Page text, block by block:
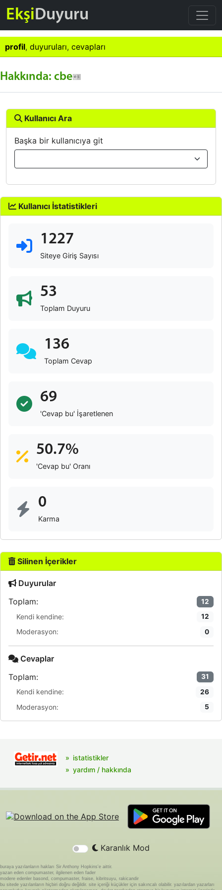
EkşiDuyuru
profil, duyuruları, cevapları
Hakkında: cbe
Kullanıcı Ara
Başka bir kullanıcıya git
Kullanıcı İstatistikleri
1227
Siteye Giriş Sayısı
53
Toplam Duyuru
136
Toplam Cevap
69
'Cevap bu' İşaretlenen
50.7%
'Cevap bu' Oranı
0
Karma
Silinen İçerikler
Duyurular
Toplam:
12
Kendi kendine: 12
Moderasyon: 0
Cevaplar
Toplam:
31
Kendi kendine: 26
Moderasyon: 5
istatistikler
yardım / hakkında
Karanlık Mod
buraya yazılanların hakları Sir Anthony Hopkins'e aittir.
yazan eden compumaster, ilgilenen eden fader
modere edenler basond, compumaster, fraise, kibritsuyu, rakicandir
bu sitede yazılanların hiçbiri doğru değildir. site içeriği küçükler için sakıncalı olabilir. yazılardan yazarları